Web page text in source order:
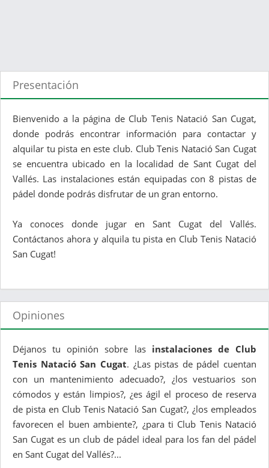
Presentación
Bienvenido a la página de Club Tenis Natació San Cugat,
donde podrás encontrar información para contactar y
alquilar tu pista en este club. Club Tenis Natació San Cugat
se encuentra ubicado en la localidad de Sant Cugat del
Vallés. Las instalaciones están equipadas con 8 pistas de
pádel donde podrás disfrutar de un gran entorno.
Ya conoces donde jugar en Sant Cugat del Vallés.
Contáctanos ahora y alquila tu pista en Club Tenis Natació
San Cugat!
Opiniones
Déjanos tu opinión sobre las instalaciones de Club
Tenis Natació San Cugat. ¿Las pistas de pádel cuentan
con un mantenimiento adecuado?, ¿los vestuarios son
cómodos y están limpios?, ¿es ágil el proceso de reserva
de pista en Club Tenis Natació San Cugat?, ¿los empleados
favorecen el buen ambiente?, ¿para ti Club Tenis Natació
San Cugat es un club de pádel ideal para los fan del pádel
en Sant Cugat del Vallés?...